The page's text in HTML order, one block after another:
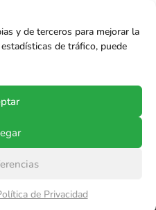
y de terceros para mejorar la
de tráfico, puede
de Privacidad
un crecimiento
el último tiempo, y se
reservados.